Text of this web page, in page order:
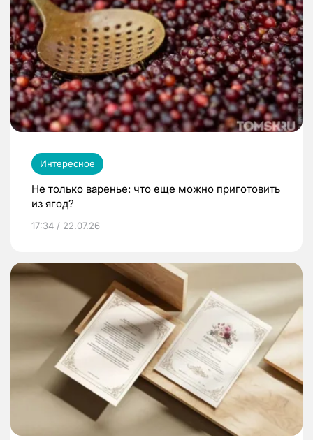
Интересное
Не только варенье: что еще можно приготовить
из ягод?
17:34 / 22.07.26